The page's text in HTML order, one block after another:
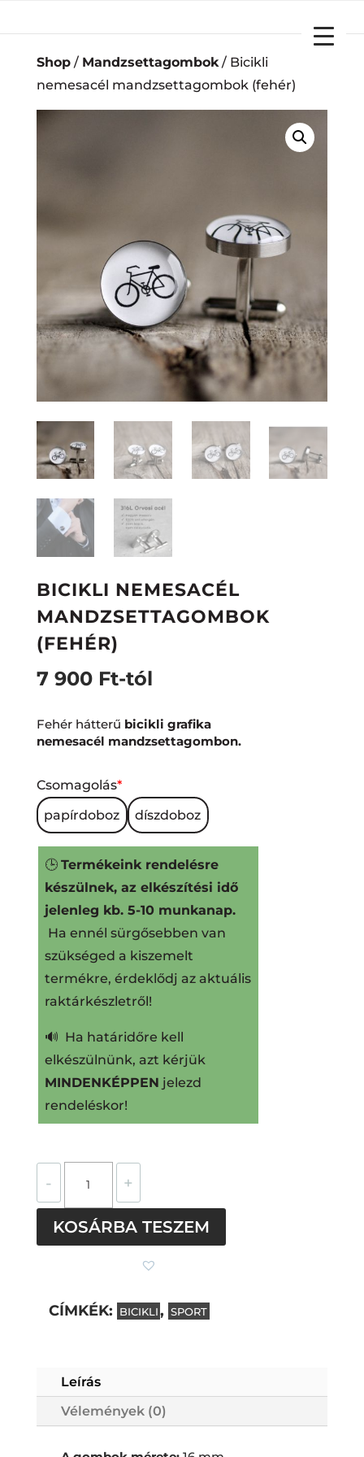
Shop/ Mandzsettagombok/ Bicikli
nemesacél mandzsettagombok (fehér)
BICIKLI NEMESACÉL
MANDZSETTAGOMBOK
(FEHÉR)
7 900 Ft-tól
Fehér hátterű bicikli grafika
nemesacél mandzsettagombon.
*
Csomagolás
papírdoboz
díszdoboz
🕒 Termékeink rendelésre
készülnek, az elkészítési idő
jelenleg kb. 5-10 munkanap.
Ha ennél sürgősebben van
szükséged a kiszemelt
termékre, érdeklődj az aktuális
raktárkészletről!
🔊 Ha határidőre kell
elkészülnünk, azt kérjük
MINDENKÉPPEN jelezd
rendeléskor!
-
mandzsettagombok
+
KOSÁRBA TESZEM
CÍMKÉK: BICIKLI , SPORT
Leírás
Vélemények (0)
YOUR CART
Subtotal